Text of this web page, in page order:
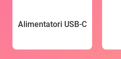
Alimentatori USB-C